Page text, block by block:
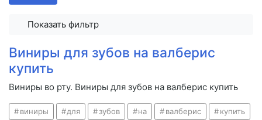
Показать фильтр
Виниры для зубов на валберис
купить
Виниры во рту. Виниры для зубов на валберис купить
виниры для зубов на валберис купить